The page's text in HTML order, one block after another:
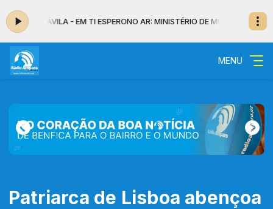
D'ÁVILA - EM TI ESPERONO AR: MINISTÉRIO DE MÚSICA SANTA
MENU
Patriarca de Lisboa abençoa